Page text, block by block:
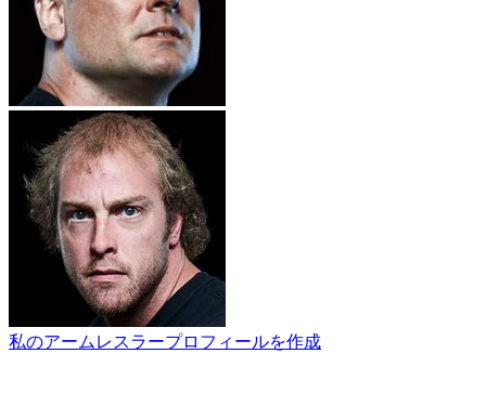
私のアームレスラープロフィールを作成